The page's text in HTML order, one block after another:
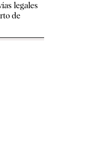
legales
de